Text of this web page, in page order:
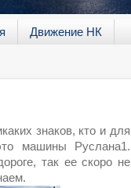
Движение НК
знаков, кто и для
машины Руслана1.
так ее скоро не